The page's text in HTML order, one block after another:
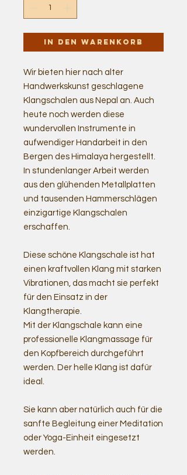
In den Warenkorb
Wir bieten hier nach alter
Handwerkskunst geschlagene
Klangschalen aus Nepal an. Auch
heute noch werden diese
wundervollen Instrumente in
aufwendiger Handarbeit in den
Bergen des Himalaya hergestellt.
In stundenlanger Arbeit werden
aus den glühenden Metallplatten
und tausenden Hammerschlägen
einzigartige Klangschalen
erschaffen.
Diese schöne Klangschale ist hat
einen kraftvollen Klang mit starken
Vibrationen, das macht sie perfekt
für den Einsatz in der
Klangtherapie.
Mit der Klangschale kann eine
professionelle Klangmassage für
den Kopfbereich durchgeführt
werden. Der helle Klang ist dafür
ideal.
Sie kann aber natürlich auch für die
sanfte Begleitung einer Meditation
oder Yoga-Einheit eingesetzt
werden.